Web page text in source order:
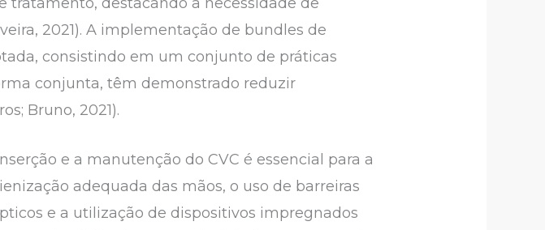
2021). A implementação de bundles de
consistindo em um conjunto de práticas
conjunta, têm demonstrado reduzir
Bruno, 2021).
e a manutenção do CVC é essencial para a
adequada das mãos, o uso de barreiras
e a utilização de dispositivos impregnados